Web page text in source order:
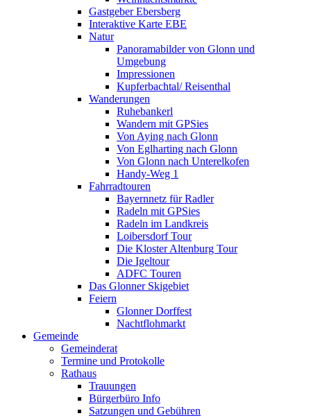
Gastgeber Ebersberg
Interaktive Karte EBE
Natur
Panoramabilder von Glonn und
Umgebung
Impressionen
Kupferbachtal/ Reisenthal
Wanderungen
Ruhebankerl
Wandern mit GPSies
Von Aying nach Glonn
Von Eglharting nach Glonn
Von Glonn nach Unterelkofen
Handy-Weg 1
Fahrradtouren
Bayernnetz für Radler
Radeln mit GPSies
Radeln im Landkreis
Loibersdorf Tour
Die Kloster Altenburg Tour
Die Igeltour
ADFC Touren
Das Glonner Skigebiet
Feiern
Glonner Dorffest
Nachtflohmarkt
Gemeinde
Gemeinderat
Termine und Protokolle
Rathaus
Trauungen
Bürgerbüro Info
Satzungen und Gebühren